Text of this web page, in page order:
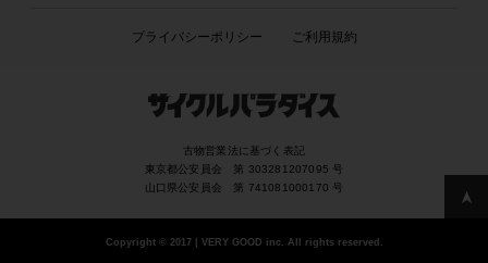
プライバシーポリシー ご利用規約
古物営業法に基づく表記
東京都公安員会 第 303281207095 号
山口県公安員会 第 741081000170 号
Copyright ©2017 | VERY GOOD inc. All rights reserved.